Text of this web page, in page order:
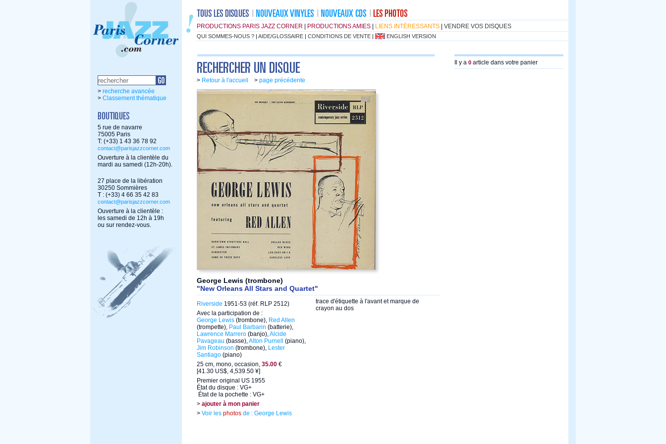
PRODUCTIONS PARIS JAZZ CORNER PRODUCTIONS AMIES LIENS INTÉRESSANTS VENDRE VOS DISQUES
QUI SOMMES-NOUS ? | AIDE/GLOSSAIRE | CONDITIONS DE VENTE | ENGLISH VERSION
> recherche avancée
> Classement thématique
5 rue de navarre
75005 Paris
T: (+33) 1 43 36 78 92
contact@parisjazzcorner.com
Ouverture à la clientèle du
mardi au samedi (12h-20h).
27 place de la libération
30250 Sommières
T : (+33) 4 66 35 42 83
contact@parisjazzcorner.com
Ouverture à la clientèle :
les samedi de 12h à 19h
ou sur rendez-vous.
> Retour à l'accueil > page précédente
George Lewis (trombone)
"New Orleans All Stars and Quartet"
Riverside 1951-53 (réf. RLP 2512)
Avec la participation de :
George Lewis (trombone), Red Allen
(trompette), Paul Barbarin (batterie),
Lawrence Marrero (banjo),Alcide
Pavageau (basse),Alton Purnell
(piano),
Jim Robinson (trombone), Lester
Santiago (piano)
25 cm, mono, occasion, 35.00 €
[41.30 US$, 4,539.50 ¥]
Premier original US 1955
État du disque : VG+
État de la pochette : VG+
> ajouter à mon panier
> Voir les photos de : George Lewis
trace d'étiquette à l'avant et marque de
crayon au dos
Il y a 0 article dans votre panier